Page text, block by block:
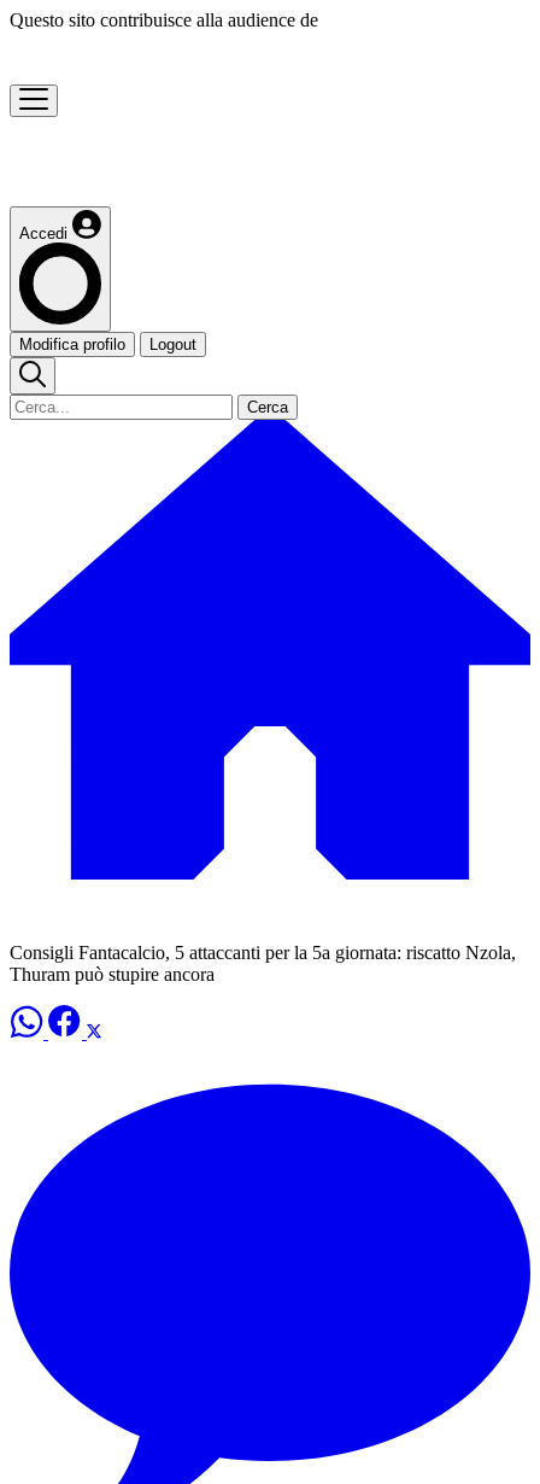
Questo sito contribuisce alla audience de
Accedi
Modifica profilo Logout
Cerca
Consigli Fantacalcio, 5 attaccanti per la 5a giornata: riscatto Nzola,
Thuram può stupire ancora